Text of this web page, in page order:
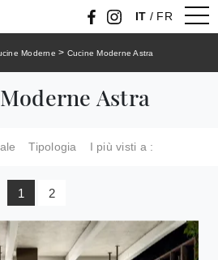
IT / FR
Moderne > Cucine Moderne Astra
Astra
Tipologia I più visti a :
1 2